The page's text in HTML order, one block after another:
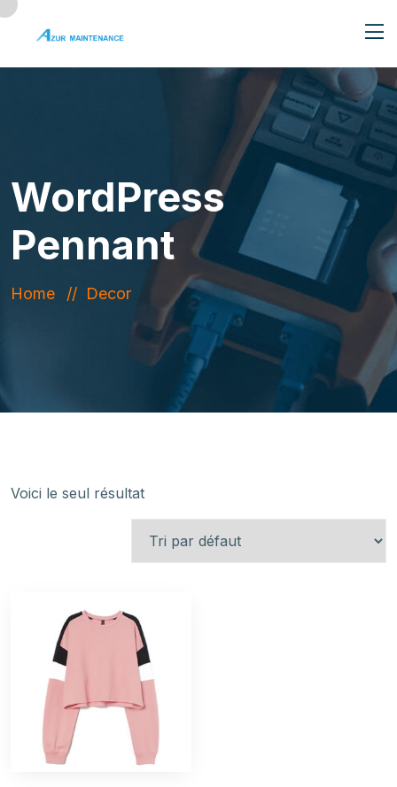
WordPress
Pennant
Home Decor
Voici le seul résultat